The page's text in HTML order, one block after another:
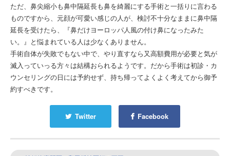
ただ、鼻尖縮小も鼻中隔延長も鼻を綺麗にする手術と一括りに言わる
ものですから、元顔が可愛い感じの人が、検討不十分なままに鼻中隔
延長を受けたら、『鼻だけヨーロッパ人風の付け鼻になったみた
い。』と悩まれている人は少なくありません。
手術自体が失敗でもない中で、やり直すなら又高額費用が必要と気が
滅入っていっる方々は結構おられるようです。だから手術は初診・カ
ウンセリングの日には予約せず、持ち帰ってよくよく考えてから御予
約すべきです。
Twitter Facebook